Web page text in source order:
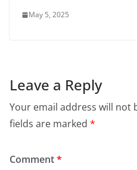
May 5, 2025
Leave a Reply
Your email address will not
fields are marked *
Comment*